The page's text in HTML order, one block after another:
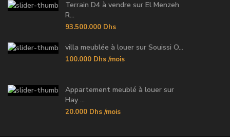
Terrain D4 à vendre sur El Menzeh
R...
93.500.000 Dhs
villa meublée à louer sur Souissi O...
100.000 Dhs /mois
Appartement meublé à louer sur
Hay ...
20.000 Dhs /mois